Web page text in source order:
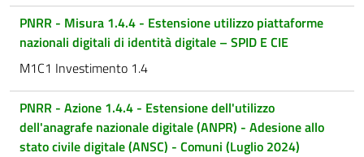
PNRR - Misura 1.4.4 - Estensione utilizzo piattaforme
nazionali digitali di identità digitale – SPID E CIE
M1C1 Investimento 1.4
PNRR - Azione 1.4.4 - Estensione dell'utilizzo
dell'anagrafe nazionale digitale (ANPR) - Adesione allo
stato civile digitale (ANSC) - Comuni (Luglio 2024)